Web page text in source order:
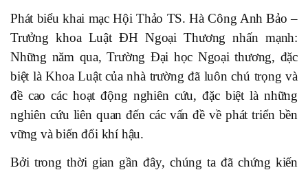
Phát biểu khai mạc Hội Thảo TS. Hà Công Anh Bảo –
Trưởng khoa Luật ĐH Ngoại Thươngnhấn mạnh:
Những năm qua,Trường Đại học Ngoại thương, đặc
biệt là Khoa Luật của nhà trường đã luôn chú trọng và
đề cao các hoạt động nghiên cứu, đặc biệt là những
nghiên cứu liên quan đến các vấn đề về phát triển bền
vững và biến đổi khí hậu.
Bởi trong thời gian gần đây, chúng ta đã chứng kiến